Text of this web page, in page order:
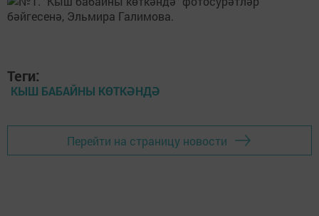
Теги:
КЫШ БАБАЙНЫ КӨТКӘНДӘ
Перейти на страницу новости